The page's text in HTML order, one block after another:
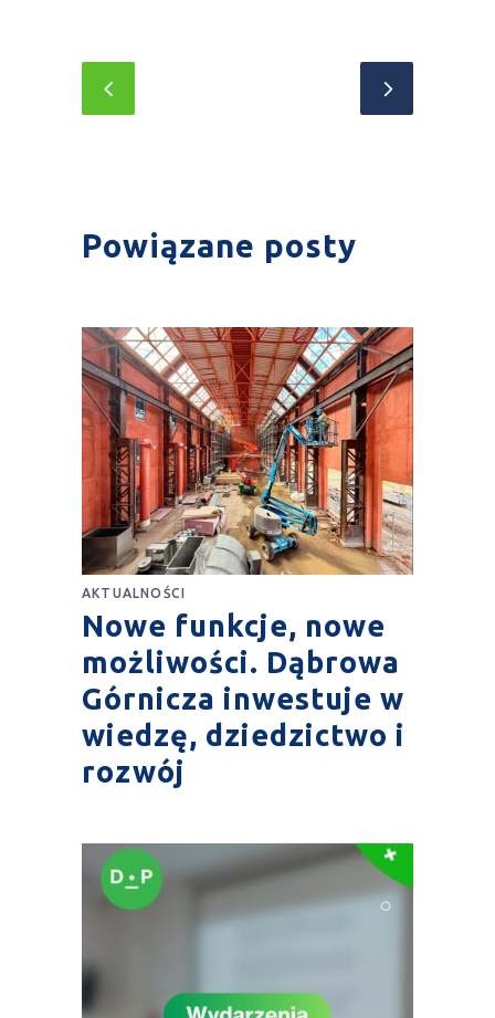
Powiązane posty
AKTUALNOŚCI
Nowe funkcje, nowe
możliwości. Dąbrowa
Górnicza inwestuje w
wiedzę, dziedzictwo i
rozwój